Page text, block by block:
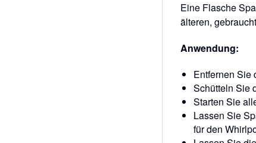
Eine Flasche
älteren,
Anwendung:
Entfernen Sie
Schütteln Sie
Starten Sie
Lassen Sie
für den